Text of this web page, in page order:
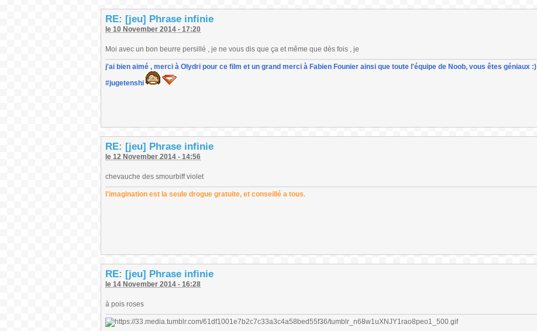
RE: [jeu] Phrase infinie
le 10 November 2014 - 17:20
Moi avec un bon beurre persillé , je ne vous dis que ça et même que dès fois , je
j'ai bien aimé , merci à Olydri pour ce film et un grand merci à Fabien Founier ainsi que toute l'équipe de Noob, vous êtes géniaux :)
#jugetenshi
RE: [jeu] Phrase infinie
le 12 November 2014 - 14:56
chevauche des smourbiff violet
l'imagination est la seule drogue gratuite, et conseillé a tous.
RE: [jeu] Phrase infinie
le 14 November 2014 - 16:28
à pois roses